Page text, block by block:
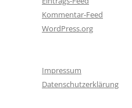
Kommentar-Feed
WordPress.org
Impressum
Datenschutzerklärung